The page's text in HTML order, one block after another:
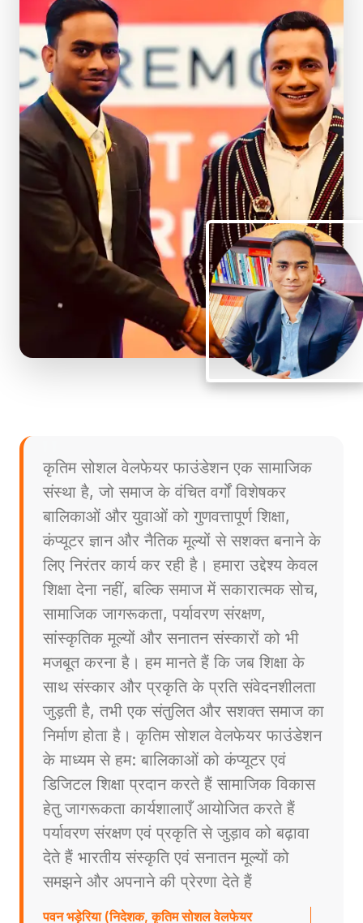
कृतिम सोशल वेलफेयर फाउंडेशन एक सामाजिक
संस्था है, जो समाज के वंचित वर्गों विशेषकर
बालिकाओं और युवाओं को गुणवत्तापूर्ण शिक्षा,
कंप्यूटर ज्ञान और नैतिक मूल्यों से सशक्त बनाने के
लिए निरंतर कार्य कर रही है। हमारा उद्देश्य केवल
शिक्षा देना नहीं, बल्कि समाज में सकारात्मक सोच,
सामाजिक जागरूकता, पर्यावरण संरक्षण,
सांस्कृतिक मूल्यों और सनातन संस्कारों को भी
मजबूत करना है। हम मानते हैं कि जब शिक्षा के
साथ संस्कार और प्रकृति के प्रति संवेदनशीलता
जुड़ती है, तभी एक संतुलित और सशक्त समाज का
निर्माण होता है। कृतिम सोशल वेलफेयर फाउंडेशन
के माध्यम से हम: बालिकाओं को कंप्यूटर एवं
डिजिटल शिक्षा प्रदान करते हैं सामाजिक विकास
हेतु जागरूकता कार्यशालाएँ आयोजित करते हैं
पर्यावरण संरक्षण एवं प्रकृति से जुड़ाव को बढ़ावा
देते हैं भारतीय संस्कृति एवं सनातन मूल्यों को
समझने और अपनाने की प्रेरणा देते हैं
पवन भड़ेरिया (निदेशक, कृतिम सोशल वेलफेयर